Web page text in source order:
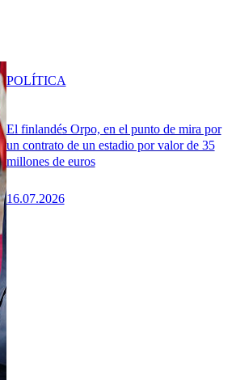
El finlandés Orpo, en el punto de mira por
un contrato de un estadio por valor de 35
millones de euros
16.07.2026
POLÍTICA